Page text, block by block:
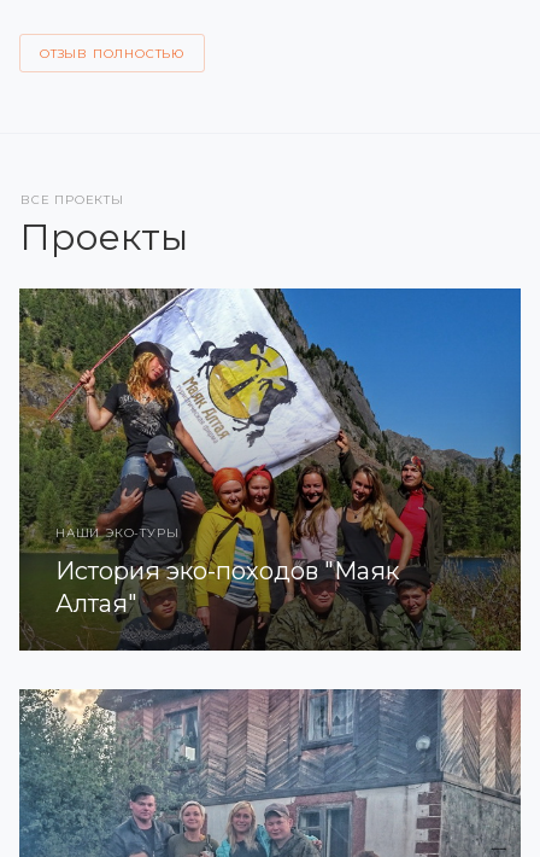
ОТЗЫВ ПОЛНОСТЬЮ
ВСЕ ПРОЕКТЫ
Проекты
НАШИ ЭКО-ТУРЫ
История эко-походов "Маяк
Алтая"